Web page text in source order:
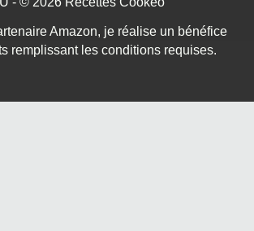
Amazon, je réalise un bénéfice
remplissant les conditions requises.